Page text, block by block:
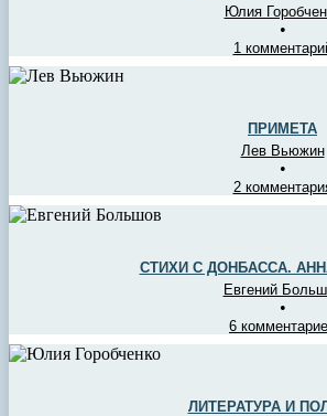
Юлия
•
1
ПРИМЕТА
Лев Вьюжин
•
2
СТИХИ С ДОНБАССА.
Евгений
•
6
ЛИТЕРАТУРА И